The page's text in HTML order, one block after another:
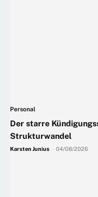
Personal
Der starre
Strukturwandel
Karsten Junius 04/08/2026